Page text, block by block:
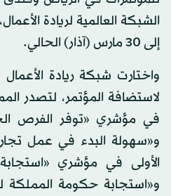
إلى 30 مارس (آذار) الحالي.
واختارت شبكة ريادة الأعمال
لاستضافة المؤتمر، لتصدر
في مؤشري «توفر الفرص
و«سهولة البدء في عمل
الأولى في مؤشري «استجابة
و«استجابة حكومة المملكة